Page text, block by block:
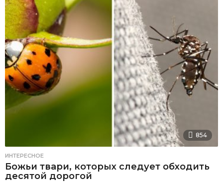
854
ИНТЕРЕСНОЕ
Божьи твари, которых следует обходить
десятой дорогой